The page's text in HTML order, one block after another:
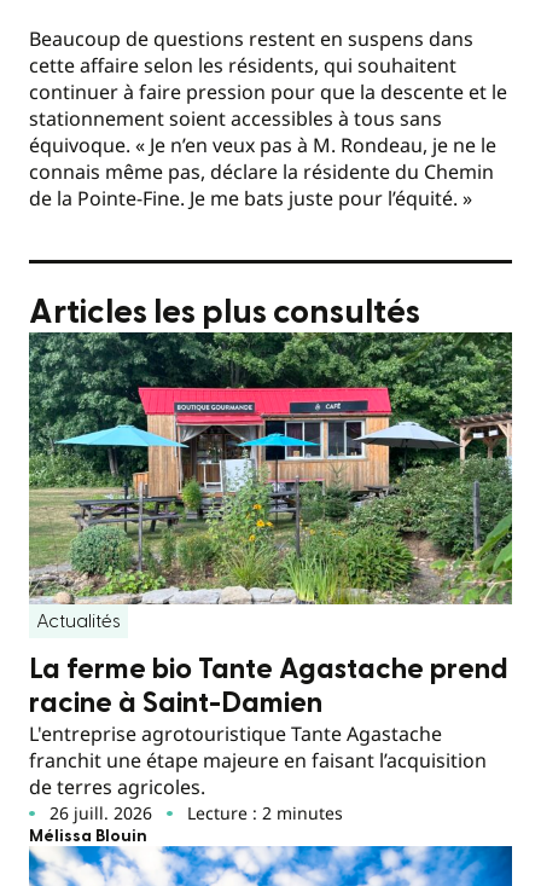
Beaucoup de questions restent en suspens dans
cette affaire selon les résidents, qui souhaitent
continuer à faire pression pour que la descente et le
stationnement soient accessibles à tous sans
équivoque. « Je n’en veux pas à M. Rondeau, je ne le
connais même pas, déclare la résidente du Chemin
de la Pointe-Fine. Je me bats juste pour l’équité. »
Articles les plus consultés
Actualités
La ferme bio Tante Agastache prend
racine à Saint-Damien
L'entreprise agrotouristique Tante Agastache
franchit une étape majeure en faisant l’acquisition
de terres agricoles.
26 juill. 2026 Lecture : 2 minutes
Mélissa Blouin